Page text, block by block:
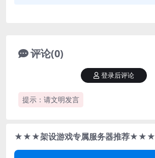
评论(0)
提示：请文明发言
登录后评论
★★★架设游戏专属服务器推荐★★★